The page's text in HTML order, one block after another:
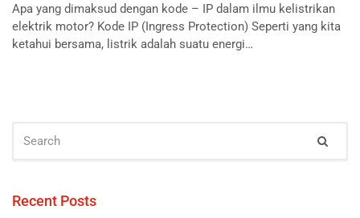
Motori
Kode
IP
Apa yang dimaksud dengan kode – IP dalam ilmu kelistrikan
elektrik motor? Kode IP (Ingress Protection) Seperti yang kita
ketahui bersama, listrik adalah suatu energi…
FOR:
Recent Posts